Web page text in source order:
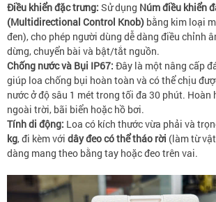
Điều khiển đặc trưng: Sử dụng Núm điều khiển
(Multidirectional Control Knob) bằng kim loại
đen), cho phép người dùng dễ dàng điều chỉnh
dừng, chuyển bài và bật/tắt nguồn.
Chống nước và Bụi IP67: Đây là một nâng cấp
giúp loa chống bụi hoàn toàn và có thể chịu
nước ở độ sâu 1 mét trong tối đa 30 phút. Hoàn
ngoài trời, bãi biển hoặc hồ bơi.
Tính di động: Loa có kích thước vừa phải và
kg, đi kèm với dây đeo có thể tháo rời (làm từ
dàng mang theo bằng tay hoặc đeo trên vai.